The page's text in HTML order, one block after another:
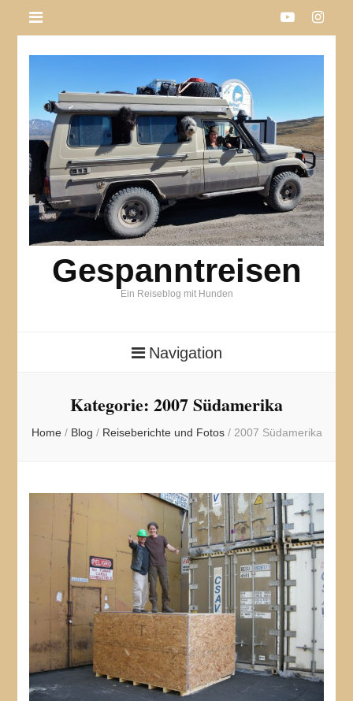
Gespanntreisen
Ein Reiseblog mit Hunden
Navigation
Kategorie: 2007 Südamerika
Home / Blog / Reiseberichte und Fotos / 2007 Südamerika